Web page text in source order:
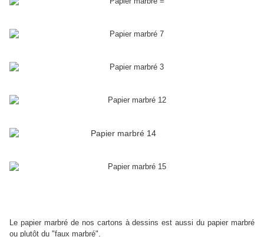
Le papier marbré de nos cartons à dessins est aussi du papier marbré
ou plutôt du "faux marbré".